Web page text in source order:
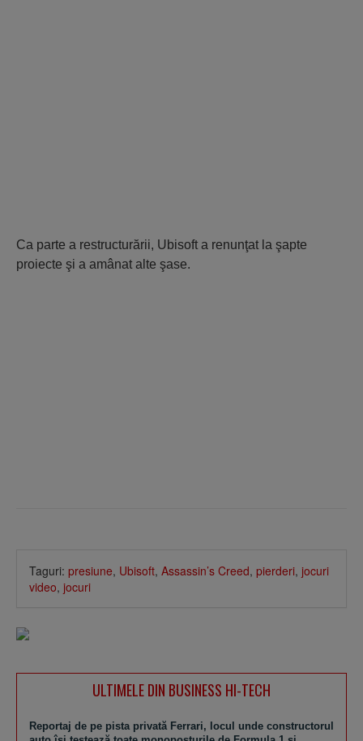
Ca parte a restructurării, Ubisoft a renunţat la şapte
proiecte şi a amânat alte şase.
Taguri: presiune, Ubisoft, Assassin’s Creed, pierderi, jocuri
video, jocuri
ULTIMELE DIN BUSINESS HI-TECH
Reportaj de pe pista privată Ferrari, locul unde constructorul